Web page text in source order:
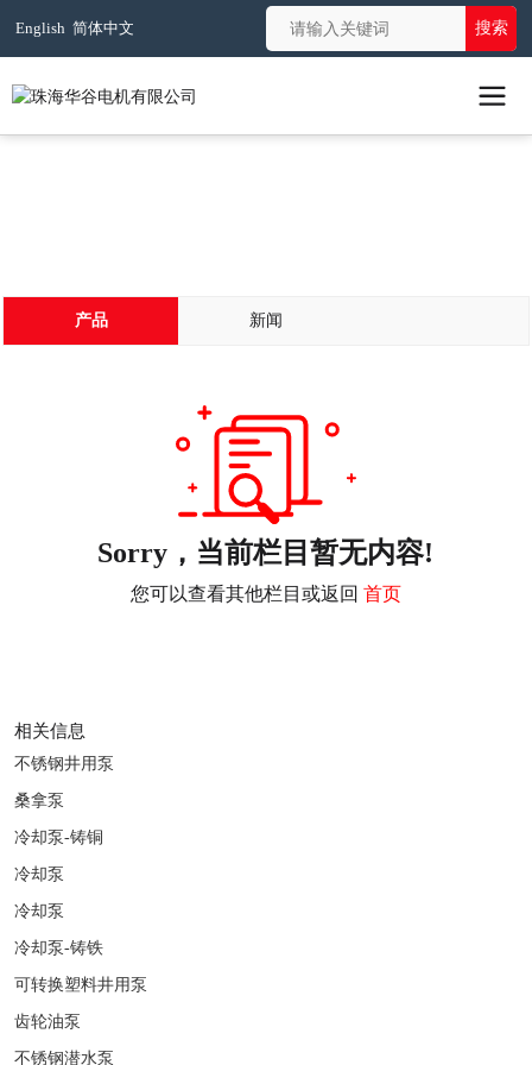
English 简体中文 搜索
产品 新闻
Sorry，当前栏目暂无内容!
您可以查看其他栏目或返回 首页
相关信息
不锈钢井用泵
桑拿泵
冷却泵-铸铜
冷却泵
冷却泵
冷却泵-铸铁
可转换塑料井用泵
齿轮油泵
不锈钢潜水泵